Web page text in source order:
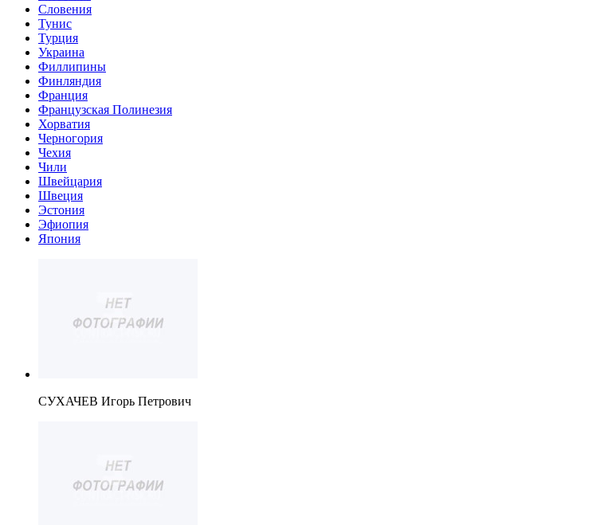
Словения
Тунис
Турция
Украина
Филлипины
Финляндия
Франция
Французская Полинезия
Хорватия
Черногория
Чехия
Чили
Швейцария
Швеция
Эстония
Эфиопия
Япония
СУХАЧЕВ Игорь Петрович